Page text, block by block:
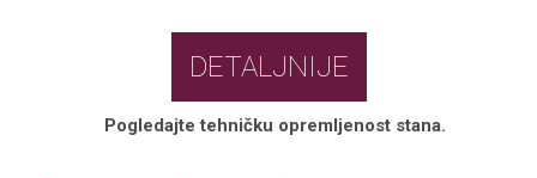
DETALJNIJE
Pogledajte tehničku opremljenost stana.